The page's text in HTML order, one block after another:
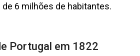
de 6 milhões de habitantes.
Portugal em 1822